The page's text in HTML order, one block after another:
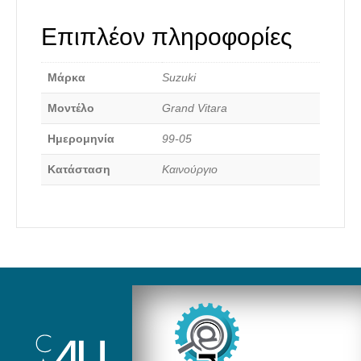
Επιπλέον πληροφορίες
Μάρκα Suzuki
Μοντέλο Grand Vitara
Ημερομηνία 99-05
Κατάσταση Καινούργιο
Καινούργια Ανταλλακτικά